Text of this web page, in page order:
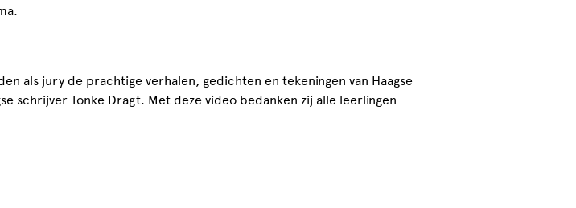
als jury de prachtige verhalen, gedichten en tekeningen van Haagse
schrijver Tonke Dragt. Met deze video bedanken zij alle leerlingen